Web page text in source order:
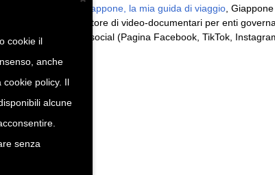
Giappone, la mia guida di viaggio ,
Feltrinelli) e produttore di video-documentari per enti
di persone sui vari social (Pagina Facebook, TikTok,
cookie il
anche
cookie policy. Il
alcune
senza